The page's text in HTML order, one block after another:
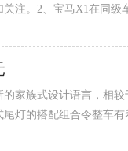
注。2、宝马X1在同
的家族式设计语言，相
灯的搭配组合令整车